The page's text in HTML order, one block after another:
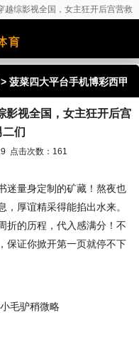
越综影视全国，女主狂开后宫营救
> 菠菜四大平台手机博彩西甲
平男二们
影视全国，女主狂开后宫
们
点击次数：161
迷量身定制的矿藏！熬夜也
厚谊精采得能掐出水来。
折的历程，代入感满分！不
保证你掀开第一页就停不下
毛驴稍微略